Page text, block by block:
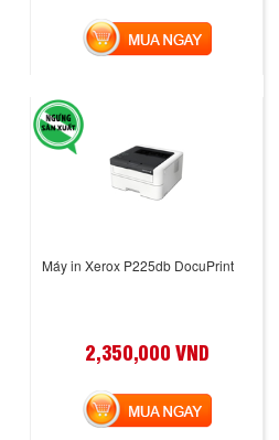
MUA NGAY
Máy in Xerox P225db DocuPrint
2,350,000 VND
MUA NGAY